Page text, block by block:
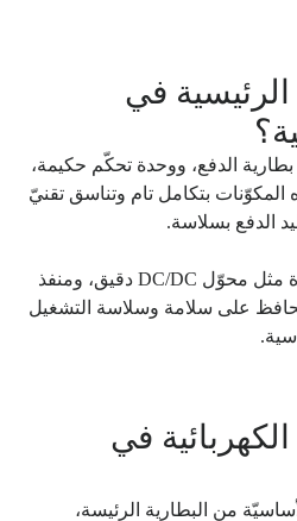
في
بطارية الدفع، ووحدة تحكّم حكيمة،
بتكامل تام وتناسق تقنيّ
الدفع بسلاسة.
وتتعاون معها مكوّنات مساندة مثل محوّل DC/DC دقيق، ومنفذ
على سلامة وسلاسة التشغيل
في
من البطارية الرئيسة،